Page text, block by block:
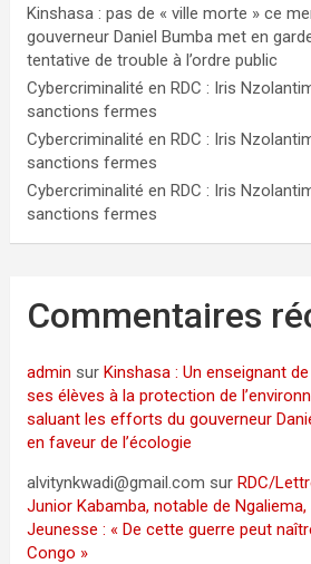
Kinshasa : pas de « ville morte » ce
gouverneur Daniel Bumba met en
tentative de trouble à l’ordre public
Cybercriminalité en RDC : Iris
sanctions fermes
Cybercriminalité en RDC : Iris
sanctions fermes
Cybercriminalité en RDC : Iris
sanctions fermes
Commentaires
admin surKinshasa : Un enseignant
ses élèves à la protection de
saluant les efforts du gouverneur
en faveur de l’écologie
alvitynkwadi@gmail.com surRDC/
Junior Kabamba, notable de
Jeunesse : « De cette guerre peut
Congo »